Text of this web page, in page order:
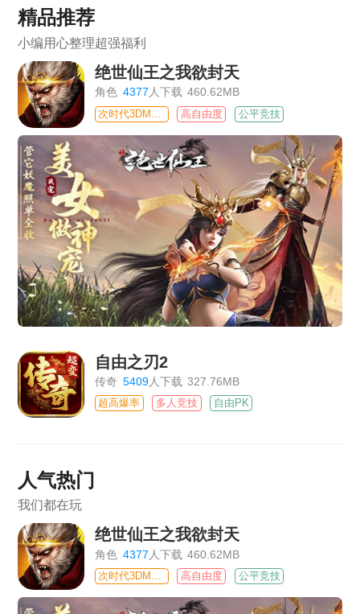
精品推荐
小编用心整理超强福利
绝世仙王之我欲封天
角色 4377人下载 460.62MB
高自由度 公平竞技
自由之刃2
传奇 5409人下载 327.76MB
超高爆率 多人竞技 自由PK
人气热门
我们都在玩
绝世仙王之我欲封天
角色 4377 人下载 460.62MB
高自由度 公平竞技